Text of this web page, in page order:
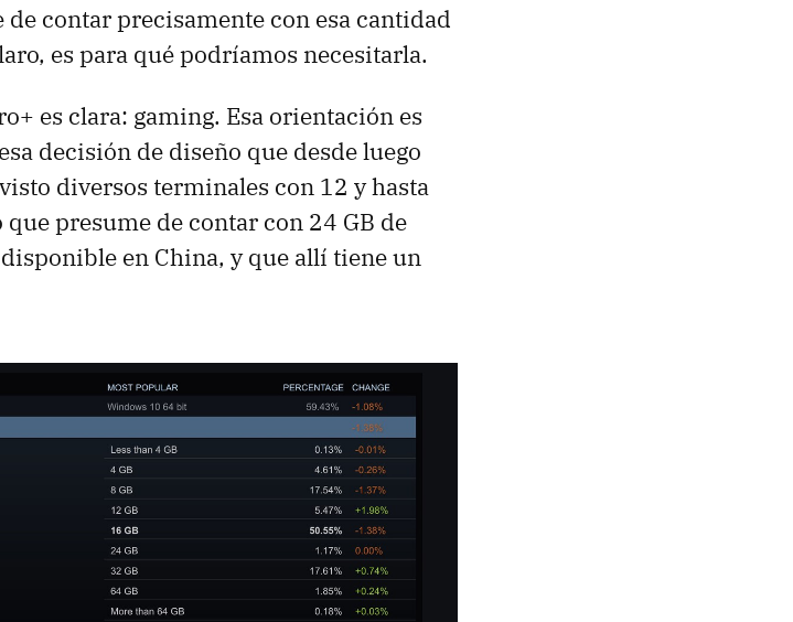
contar precisamente con esa cantidad
es para qué podríamos necesitarla.
es clara: gaming. Esa orientación es
decisión de diseño que desde luego
diversos terminales con 12 y hasta
presume de contar con 24 GB de
en China, y que allí tiene un